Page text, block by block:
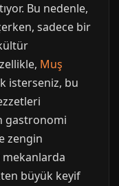
Bu nedenle,
sadece bir
Muş
isterseniz, bu
gastronomi
zengin
büyük keyif